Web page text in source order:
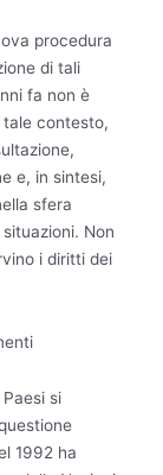
procedura
di tali
fa non è
contesto,
e, in sintesi,
sfera
Non
i diritti dei
si
1992 ha